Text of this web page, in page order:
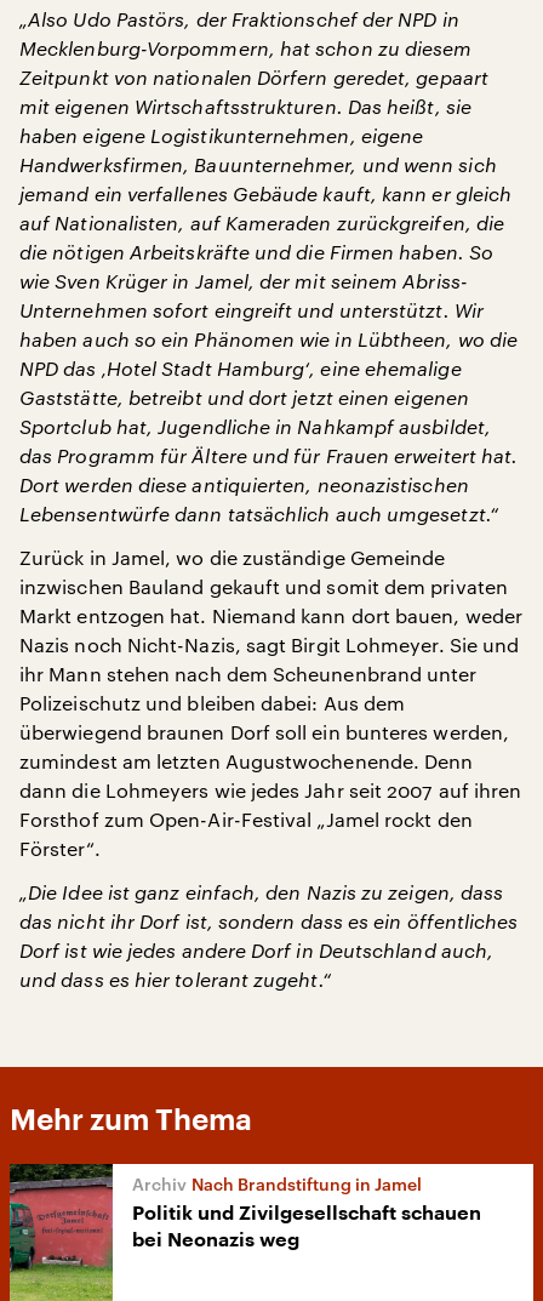
„Also Udo Pastörs, der Fraktionschef der NPD in
Mecklenburg-Vorpommern, hat schon zu diesem
Zeitpunkt von nationalen Dörfern geredet, gepaart
mit eigenen Wirtschaftsstrukturen. Das heißt, sie
haben eigene Logistikunternehmen, eigene
Handwerksfirmen, Bauunternehmer, und wenn sich
jemand ein verfallenes Gebäude kauft, kann er gleich
auf Nationalisten, auf Kameraden zurückgreifen, die
die nötigen Arbeitskräfte und die Firmen haben. So
wie Sven Krüger in Jamel, der mit seinem Abriss-
Unternehmen sofort eingreift und unterstützt. Wir
haben auch so ein Phänomen wie in Lübtheen, wo die
NPD das ‚Hotel Stadt Hamburg‘, eine ehemalige
Gaststätte, betreibt und dort jetzt einen eigenen
Sportclub hat, Jugendliche in Nahkampf ausbildet,
das Programm für Ältere und für Frauen erweitert hat.
Dort werden diese antiquierten, neonazistischen
Lebensentwürfe dann tatsächlich auch umgesetzt.“
Zurück in Jamel, wo die zuständige Gemeinde
inzwischen Bauland gekauft und somit dem privaten
Markt entzogen hat. Niemand kann dort bauen, weder
Nazis noch Nicht-Nazis, sagt Birgit Lohmeyer. Sie und
ihr Mann stehen nach dem Scheunenbrand unter
Polizeischutz und bleiben dabei: Aus dem
überwiegend braunen Dorf soll ein bunteres werden,
zumindest am letzten Augustwochenende. Denn
dann die Lohmeyers wie jedes Jahr seit 2007 auf ihren
Forsthof zum Open-Air-Festival „Jamel rockt den
Förster“.
„Die Idee ist ganz einfach, den Nazis zu zeigen, dass
das nicht ihr Dorf ist, sondern dass es ein öffentliches
Dorf ist wie jedes andere Dorf in Deutschland auch,
und dass es hier tolerant zugeht.“
Mehr zum Thema
Nach Brandstiftung in Jamel
Politik und Zivilgesellschaft schauen
bei Neonazis weg